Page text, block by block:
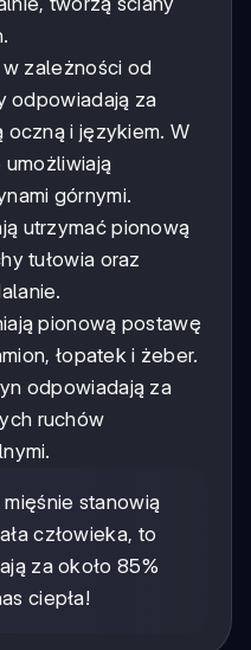
w zależności od
odpowiadają za
oczną i językiem. W
górnymi.
utrzymać pionową
tułowia oraz
pionową postawę
łopatek i żeber.
odpowiadają za
ruchów
stanowią
człowieka, to
za około 85%
ciepła!